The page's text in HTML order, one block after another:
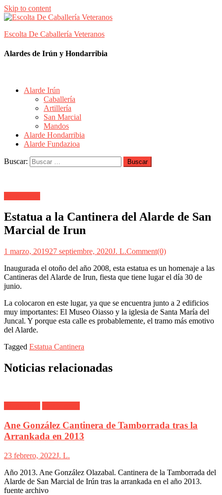
Skip to content
Escolta De Caballería Veteranos
Alardes de Irún y Hondarribia
Alarde Irún
Caballería
Artillería
San Marcial
Mandos
Alarde Hondarribia
Alarde Fundazioa
Buscar:
Estatua a la Cantinera del Alarde de San
Marcial de Irun
1 marzo, 201927 septiembre, 2020J. L.Comment(0)
Inaugurada el otoño del año 2008, esta estatua es un homenaje a las
Cantineras del Alarde de Irun, fiesta que tiene lugar el día 30 de
junio.
La colocaron en este lugar, ya que se encuentra junto a 2 edificios
muy importantes: El Museo Oiasso y la iglesia de Santa María del
Juncal. Y porque esta calle es probablemente, el tramo más emotivo
del Alarde.
Tagged Estatua Cantinera
Noticias relacionadas
Ane González Cantinera de Tamborrada tras la
Arrankada en 2013
23 febrero, 2022J. L.
Año 2013. Ane González Olazabal. Cantinera de la Tamborrada del
Alarde de San Marcial de Irún tras la arrankada en el año 2013.
fuente archivo